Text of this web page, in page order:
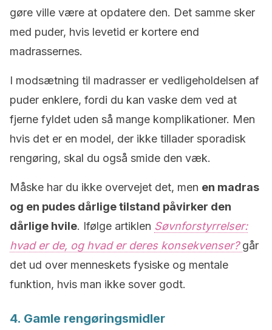
gøre ville være at opdatere den. Det samme sker
med puder, hvis levetid er kortere end
madrassernes.
I modsætning til madrasser er vedligeholdelsen af
puder enklere, fordi du kan vaske dem ved at
fjerne fyldet uden så mange komplikationer. Men
hvis det er en model, der ikke tillader sporadisk
rengøring, skal du også smide den væk.
Måske har du ikke overvejet det, men en madras
og en pudes dårlige tilstand påvirker den
dårlige hvile. Ifølge artiklen Søvnforstyrrelser:
hvad er de, og hvad er deres konsekvenser?går
det ud over menneskets fysiske og mentale
funktion, hvis man ikke sover godt.
4. Gamle rengøringsmidler